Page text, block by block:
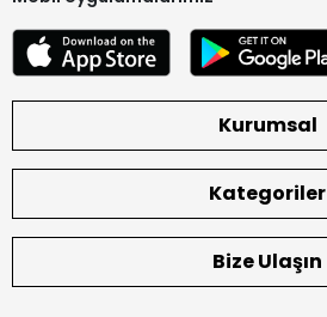
Kurumsal
Kategoriler
Bize Ulaşın